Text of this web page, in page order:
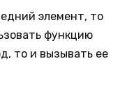
элемент, то
функцию
то и вызывать ее